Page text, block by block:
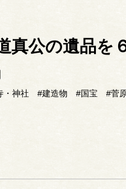
真公の遺品を
・神社 #建造物 #国宝 #菅